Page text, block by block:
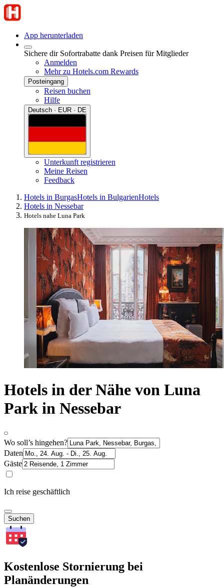
App herunterladen
Sichere dir Sofortrabatte dank Preisen für Mitglieder
Anmelden
Mehr zu Hotels.com Rewards
Posteingang
Reisen buchen
Hilfe
Deutsch · EUR · DE
Unterkunft registrieren
Meine Reisen
Feedback
Hotels in BurgasHotels in BulgarienHotels
Hotels in Nessebar
Hotels nahe Luna Park
Hotels in der Nähe von Luna
Park in Nessebar
Wo soll’s hingehen?
Daten
Gäste
Ich reise geschäftlich
Suchen
Kostenlose Stornierung bei
Planänderungen